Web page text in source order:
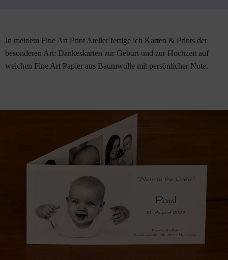
In meinem Fine Art Print Atelier fertige ich Karten & Prints der
besonderen Art: Dankeskarten zur Geburt und zur Hochzeit auf
weichen Fine Art Papier aus Baumwolle mit persönlicher Note.